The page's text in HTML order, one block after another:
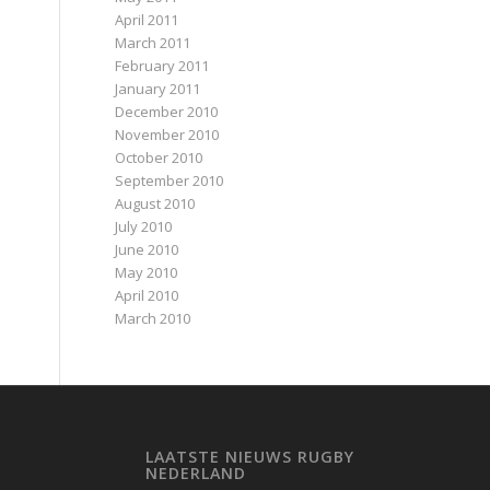
April 2011
March 2011
February 2011
January 2011
December 2010
November 2010
October 2010
September 2010
August 2010
July 2010
June 2010
May 2010
April 2010
March 2010
LAATSTE NIEUWS RUGBY
NEDERLAND